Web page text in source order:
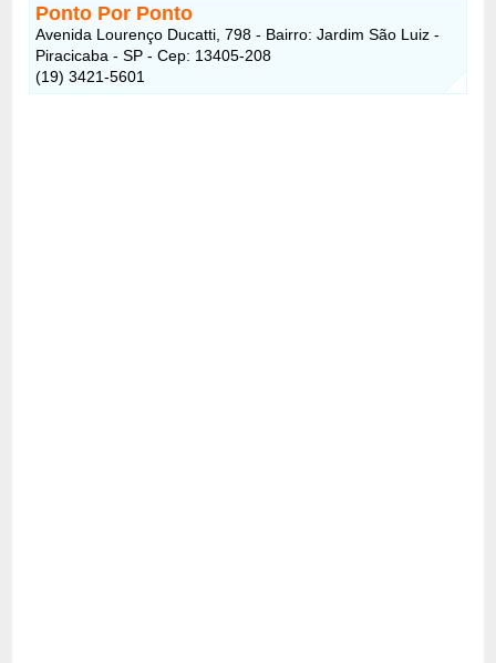
Ponto Por Ponto
Avenida Lourenço Ducatti, 798 - Bairro: Jardim São Luiz -
Piracicaba - SP - Cep: 13405-208
(19) 3421-5601